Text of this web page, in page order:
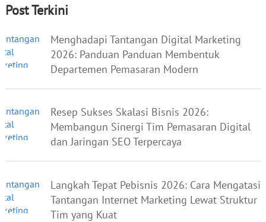
Post Terkini
Menghadapi Tantangan Digital Marketing
2026: Panduan Panduan Membentuk
Departemen Pemasaran Modern
Resep Sukses Skalasi Bisnis 2026:
Membangun Sinergi Tim Pemasaran Digital
dan Jaringan SEO Terpercaya
Langkah Tepat Pebisnis 2026: Cara Mengatasi
Tantangan Internet Marketing Lewat Struktur
Tim yang Kuat